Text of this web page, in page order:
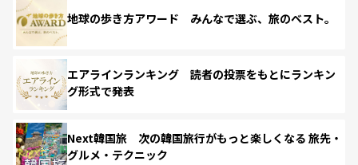
地球の歩き方アワード みんなで選ぶ、旅のベスト。
エアラインランキング 読者の投票をもとにランキン
グ形式で発表
Next韓国旅 次の韓国旅行がもっと楽しくなる 旅先・
グルメ・テクニック